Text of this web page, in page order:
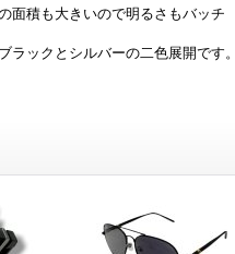
面積も大きいので明るさもバッチ
ックとシルバーの二色展開です。